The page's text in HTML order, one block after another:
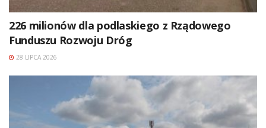
226 milionów dla podlaskiego z Rządowego
Funduszu Rozwoju Dróg
28 LIPCA 2026